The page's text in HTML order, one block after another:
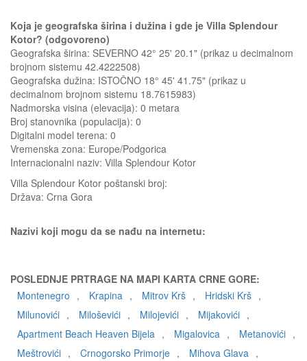
Koja je geografska širina i dužina i gde je Villa Splendour
Kotor? (odgovoreno)
Geografska širina: SEVERNO 42° 25' 20.1" (prikaz u decimalnom
brojnom sistemu 42.4222508)
Geografska dužina: ISTOČNO 18° 45' 41.75" (prikaz u
decimalnom brojnom sistemu 18.7615983)
Nadmorska visina (elevacija): 0 metara
Broj stanovnika (populacija): 0
Digitalni model terena: 0
Vremenska zona: Europe/Podgorica
Internacionalni naziv: Villa Splendour Kotor
Villa Splendour Kotor poštanski broj:
Država: Crna Gora
Nazivi koji mogu da se nađu na internetu:
POSLEDNJE PRTRAGE NA MAPI KARTA CRNE GORE:
Montenegro , Krapina , Mitrov Krš , Hridski Krš ,
Milunovići , Miloševići , Milojevići , Mijakovići ,
Apartment Beach Heaven Bijela , Migalovica , Metanovići ,
Meštrovići , Crnogorsko Primorje , Mihova Glava ,